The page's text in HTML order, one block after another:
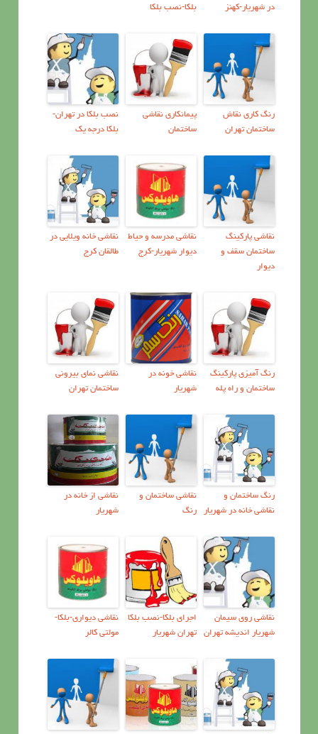
در شهریار-کهنز
بلکا-نصب بلکا
رنگ كاري نقاش
ساختمان تهران
پيمانكاری نقاشي
ساختمان
نصب بلکا در تهران-
بلکا درجه یک
نقاشی پارکینگ
ساختمان سقف و
دیوار
نقاشی مدرسه و حیاط
دیوار شهریار-کرج
نقاشی خانه ویلایی در
طالقان کرج
رنگ آمیزی پارکینگ
ساختمان و راه پله
نقاشی خونه در
شهریار
نقاشی نمای بیرونی
ساختمان تهران
رنگ ساختمان و
نقاشی خانه در شهریار
نقاشي ساختمان و
رنگ
نقاشی از خانه در
شهریار
نقاشی روی سیمان
شهریار اندیشه تهران
اجرای بلکا-نصب بلکا
تهران شهریار
نقاشی دیواری-بلکا-
مولتی کالر